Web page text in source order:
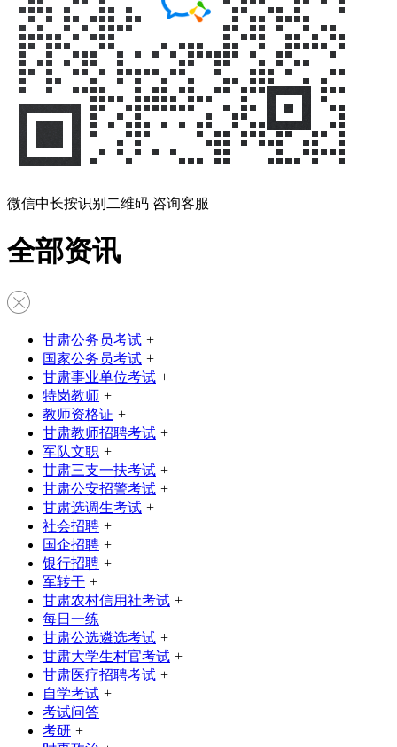
微信中长按识别二维码 咨询客服
全部资讯
甘肃公务员考试 +
国家公务员考试 +
甘肃事业单位考试 +
特岗教师 +
教师资格证 +
甘肃教师招聘考试 +
军队文职 +
甘肃三支一扶考试 +
甘肃公安招警考试 +
甘肃选调生考试 +
社会招聘 +
国企招聘 +
银行招聘 +
军转干 +
甘肃农村信用社考试 +
每日一练
甘肃公选遴选考试 +
甘肃大学生村官考试 +
甘肃医疗招聘考试 +
自学考试 +
考试问答
考研 +